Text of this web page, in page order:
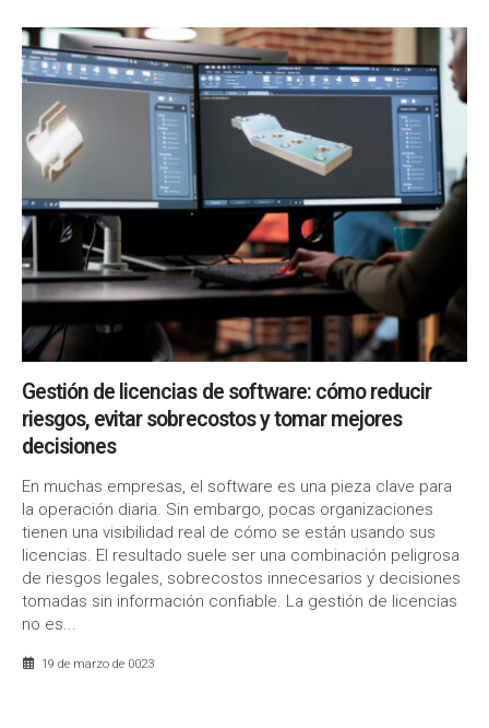
Gestión de licencias de software: cómo reducir
riesgos, evitar sobrecostos y tomar mejores
decisiones
En muchas empresas, el software es una pieza clave para
la operación diaria. Sin embargo, pocas organizaciones
tienen una visibilidad real de cómo se están usando sus
licencias. El resultado suele ser una combinación peligrosa
de riesgos legales, sobrecostos innecesarios y decisiones
tomadas sin información confiable. La gestión de licencias
no es...
19 de marzo de 0023